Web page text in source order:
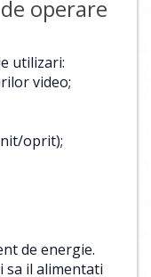
operare
utilizari:
video;
oprit);
de energie.
sa il alimentati